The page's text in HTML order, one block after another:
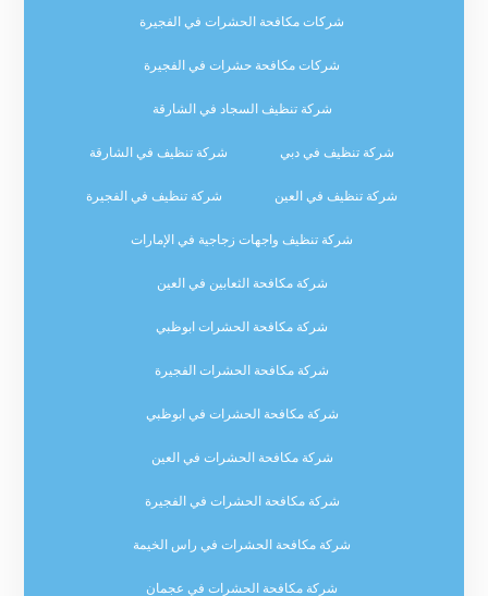
شركات مكافحة الحشرات في الفجيرة
شركات مكافحة حشرات في الفجيرة
شركة تنظيف السجاد في الشارقة
شركة تنظيف في دبي شركة تنظيف في الشارقة
شركة تنظيف في العين شركة تنظيف في الفجيرة
شركة تنظيف واجهات زجاجية في الإمارات
شركة مكافحة الثعابين في العين
شركة مكافحة الحشرات ابوظبي
شركة مكافحة الحشرات الفجيرة
شركة مكافحة الحشرات في ابوظبي
شركة مكافحة الحشرات في العين
شركة مكافحة الحشرات في الفجيرة
شركة مكافحة الحشرات في راس الخيمة
شركة مكافحة الحشرات في عجمان